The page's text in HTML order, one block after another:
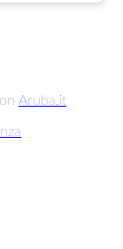
Aruba.it